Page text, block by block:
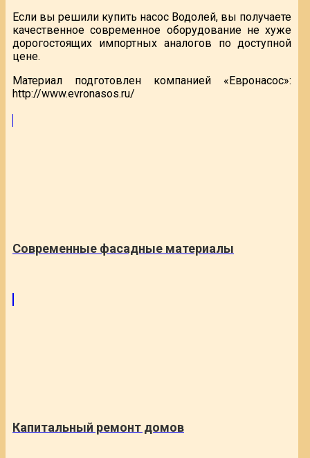
Если вы решили купить насос Водолей, вы получаете
качественное современное оборудование не хуже
дорогостоящих импортных аналогов по доступной
цене.
Материал подготовлен компанией «Евронасос»:
http://www.evronasos.ru/
Современные фасадные материалы
Капитальный ремонт домов